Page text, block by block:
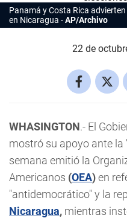
Panamá y Costa Rica
en Nicaragua
AP/Archivo
22 de
WHASINGTON.- El
mostró su apoyo ante la
semana emitió la
Americanos (OEA)en
"antidemocrático" y la
Nicaragua, mientras